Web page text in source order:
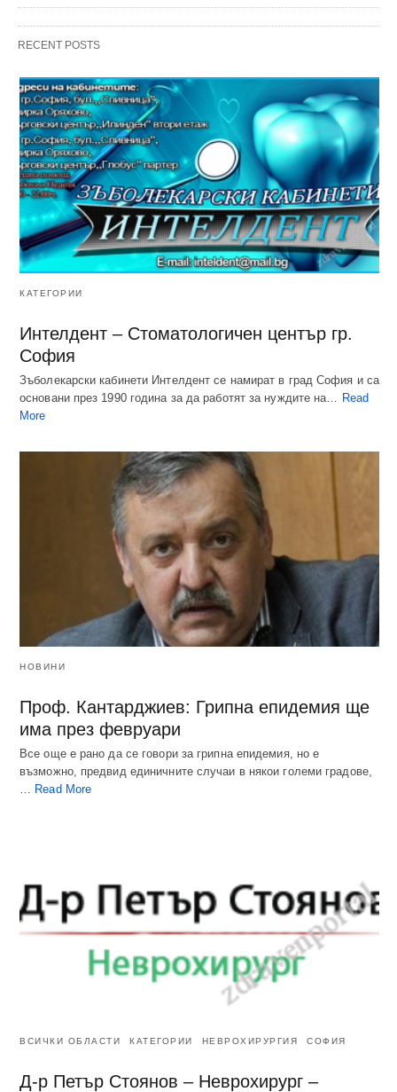
RECENT POSTS
КАТЕГОРИИ
Интелдент – Стоматологичен център гр.
София
Зъболекарски кабинети Интелдент се намират в град София и са
основани през 1990 година за да работят за нуждите на… Read
More
НОВИНИ
Проф. Кантарджиев: Грипна епидемия ще
има през февруари
Все още е рано да се говори за грипна епидемия, но е
възможно, предвид единичните случаи в някои големи градове,
… Read More
ВСИЧКИ ОБЛАСТИ КАТЕГОРИИ НЕВРОХИРУРГИЯ СОФИЯ
Д-р Петър Стоянов – Неврохирург –